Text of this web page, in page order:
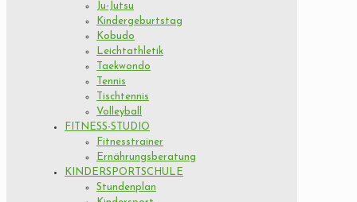
Ju-Jutsu
Kindergeburtstag
Kobudo
Leichtathletik
Taekwondo
Tennis
Tischtennis
Volleyball
FITNESS-STUDIO
Fitnesstrainer
Ernährungsberatung
KINDERSPORTSCHULE
Stundenplan